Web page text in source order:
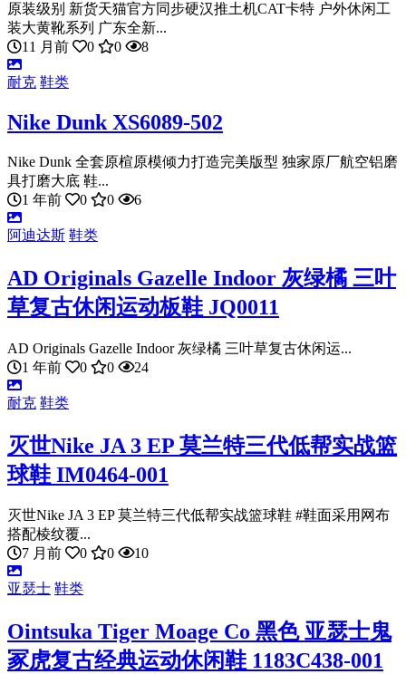
原装级别 新货天猫官方同步硬汉推土机CAT卡特 户外休闲工
装大黄靴系列 广东全新...
11 月前
0 0 8
耐克 鞋类
Nike Dunk XS6089-502
Nike Dunk 全套原楦原模倾力打造完美版型 独家原厂航空铝磨
具打磨大底 鞋...
1 年前
0 0 6
阿迪达斯 鞋类
AD Originals Gazelle Indoor 灰绿橘 三叶
草复古休闲运动板鞋 JQ0011
AD Originals Gazelle Indoor 灰绿橘 三叶草复古休闲运...
1 年前
0 0 24
耐克 鞋类
灭世Nike JA 3 EP 莫兰特三代低帮实战篮
球鞋 IM0464-001
灭世Nike JA 3 EP 莫兰特三代低帮实战篮球鞋 #鞋面采用网布
搭配棱纹覆...
7 月前
0 0 10
亚瑟士 鞋类
Ointsuka Tiger Moage Co 黑色 亚瑟士鬼
冢虎复古经典运动休闲鞋 1183C438-001